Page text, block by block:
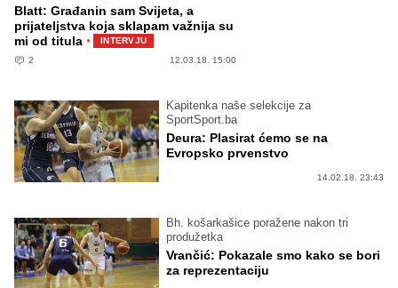
Blatt: Građanin sam Svijeta, a
prijateljstva koja sklapam važnija su
mi od titula ·
INTERVJU
2
12.03.18. 15:00
Kapitenka naše selekcije za
SportSport.ba
Deura: Plasirat ćemo se na
Evropsko prvenstvo
14.02.18. 23:43
Bh. košarkašice poražene nakon tri
produžetka
Vrančić: Pokazale smo kako se bori
za reprezentaciju